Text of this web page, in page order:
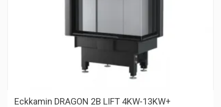
Eckkamin DRAGON 2B LIFT 4KW-13KW+